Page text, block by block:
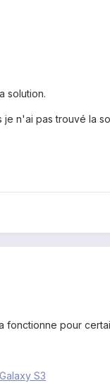
solution.
n'ai pas trouvé la
fonctionne pour
S3